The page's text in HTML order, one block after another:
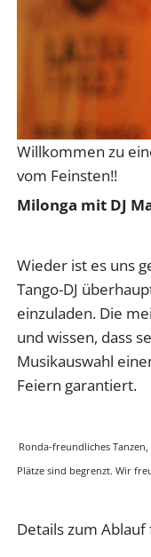
Willkommen zu
vom Feinsten!!
Milonga mit DJ
Wieder ist es uns
Tango-DJ
einzuladen. Die
und wissen, dass
Musikauswahl
Feiern garantiert.
Ronda-freundliches
Plätze sind begrenzt. Wir
Details zum